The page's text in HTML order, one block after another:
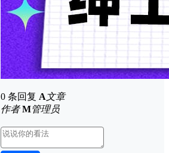
0 条回复 A文章
作者 M管理员